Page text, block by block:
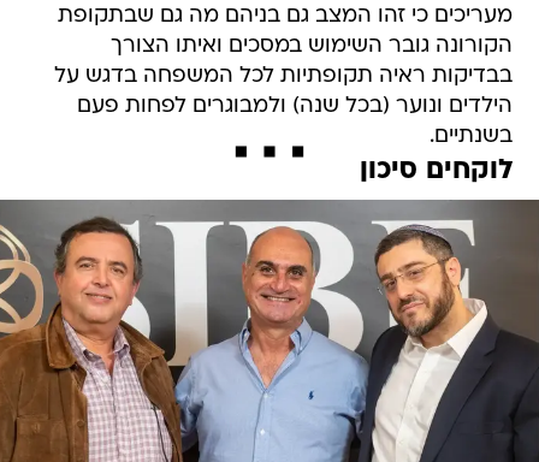
מעריכים כי זהו המצב גם בניהם מה גם שבתקופת
הקורונה גובר השימוש במסכים ואיתו הצורך
בבדיקות ראיה תקופתיות לכל המשפחה בדגש על
הילדים ונוער (בכל שנה) ולמבוגרים לפחות פעם
בשנתיים.
לוקחים סיכון